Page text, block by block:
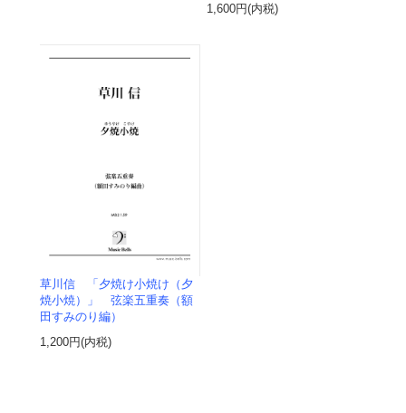
1,600円(内税)
草川信 「夕焼け小焼け（夕
焼小焼）」 弦楽五重奏（額
田すみのり編）
1,200円(内税)